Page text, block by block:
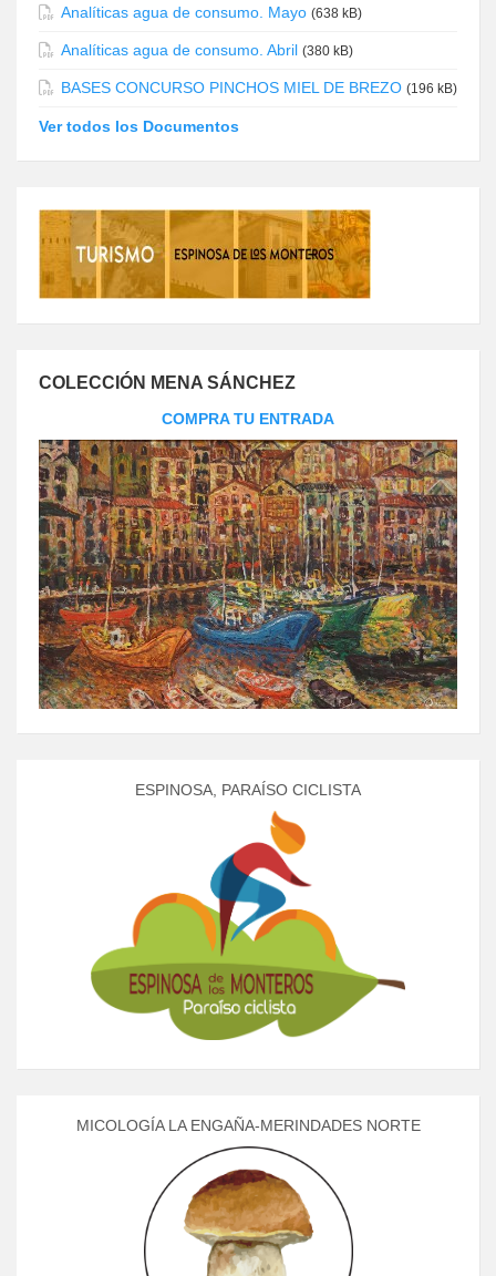
Analíticas agua de consumo. Mayo (638 kB)
Analíticas agua de consumo. Abril (380 kB)
BASES CONCURSO PINCHOS MIEL DE BREZO (196 kB)
Ver todos los Documentos
COLECCIÓN MENA SÁNCHEZ
COMPRA TU ENTRADA
ESPINOSA, PARAÍSO CICLISTA
MICOLOGÍA LA ENGAÑA-MERINDADES NORTE